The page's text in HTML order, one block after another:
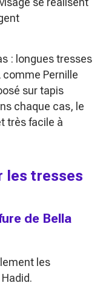
: longues tresses
comme Pernille
sur tapis
chaque cas, le
très facile à
les tresses
de Bella
les